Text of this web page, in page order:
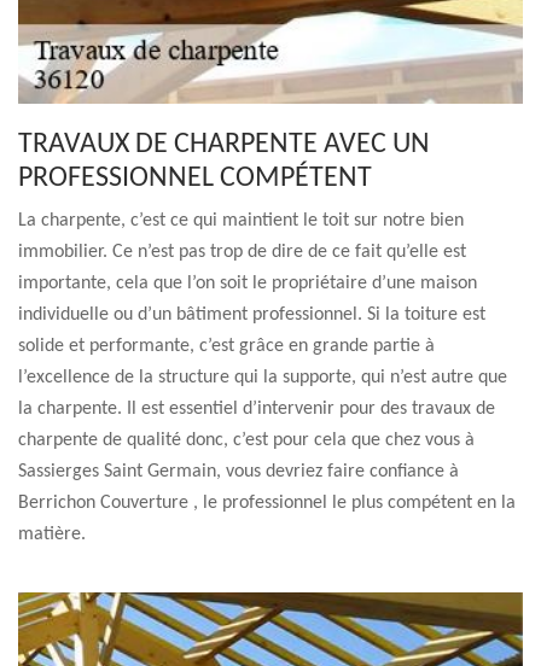
TRAVAUX DE CHARPENTE AVEC UN
PROFESSIONNEL COMPÉTENT
La charpente, c’est ce qui maintient le toit sur notre bien
immobilier. Ce n’est pas trop de dire de ce fait qu’elle est
importante, cela que l’on soit le propriétaire d’une maison
individuelle ou d’un bâtiment professionnel. Si la toiture est
solide et performante, c’est grâce en grande partie à
l’excellence de la structure qui la supporte, qui n’est autre que
la charpente. Il est essentiel d’intervenir pour des travaux de
charpente de qualité donc, c’est pour cela que chez vous à
Sassierges Saint Germain, vous devriez faire confiance à
Berrichon Couverture , le professionnel le plus compétent en la
matière.